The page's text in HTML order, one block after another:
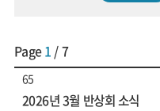
Page1 / 7
65
2026년 3월 반상회 소식